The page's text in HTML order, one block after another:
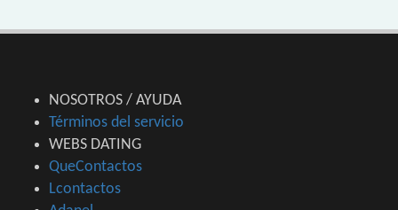
NOSOTROS / AYUDA
Términos del servicio
WEBS DATING
QueContactos
Lcontactos